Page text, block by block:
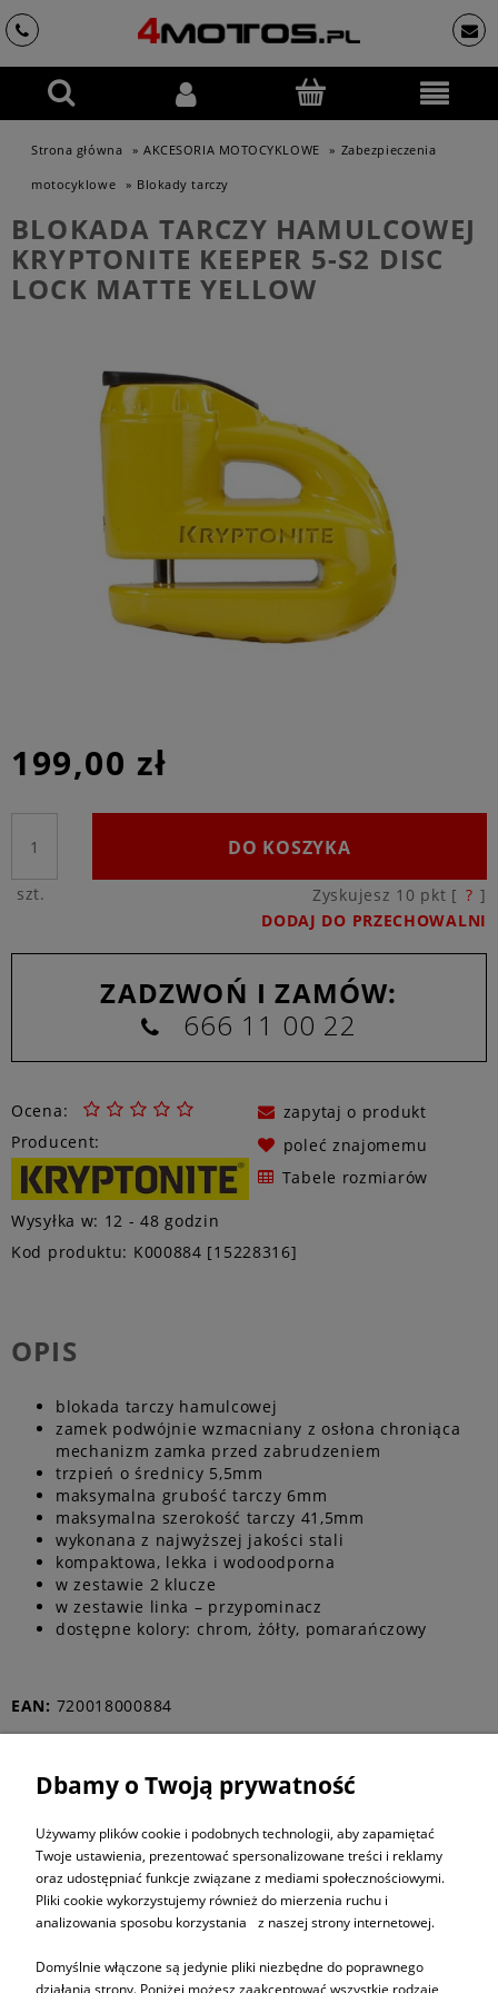
Strona główna » AKCESORIA MOTOCYKLOWE » Zabezpieczenia
motocyklowe » Blokady tarczy
BLOKADA TARCZY HAMULCOWEJ
KRYPTONITE KEEPER 5-S2 DISC
LOCK MATTE YELLOW
199,00 zł
szt.
DO KOSZYKA
Zyskujesz 10 pkt [ ? ]
DODAJ DO PRZECHOWALNI
ZADZWOŃ I ZAMÓW:
666 11 00 22
Ocena:
Producent:
Wysyłka w: 12 - 48 godzin
zapytaj o produkt
poleć znajomemu
Tabele rozmiarów
Kod produktu: K000884 [15228316]
OPIS
blokada tarczy hamulcowej
zamek podwójnie wzmacniany z osłona chroniąca
mechanizm zamka przed zabrudzeniem
trzpień o średnicy 5,5mm
maksymalna grubość tarczy 6mm
maksymalna szerokość tarczy 41,5mm
wykonana z najwyższej jakości stali
kompaktowa, lekka i wodoodporna
w zestawie 2 klucze
w zestawie linka – przypominacz
dostępne kolory: chrom, żółty, pomarańczowy
EAN: 720018000884
ZAPISZ SIĘ DO
NEWSLETTERA
Dbamy o Twoją prywatność
Używamy plików cookie i podobnych technologii, aby zapamiętać
Twoje ustawienia, prezentować spersonalizowane treści i reklamy
oraz udostępniać funkcje związane z mediami społecznościowymi.
Pliki cookie wykorzystujemy również do mierzenia ruchu i
analizowania sposobu korzystania z naszej strony internetowej.
Domyślnie włączone są jedynie pliki niezbędne do poprawnego
działania strony. Poniżej możesz zaakceptować wszystkie rodzaje